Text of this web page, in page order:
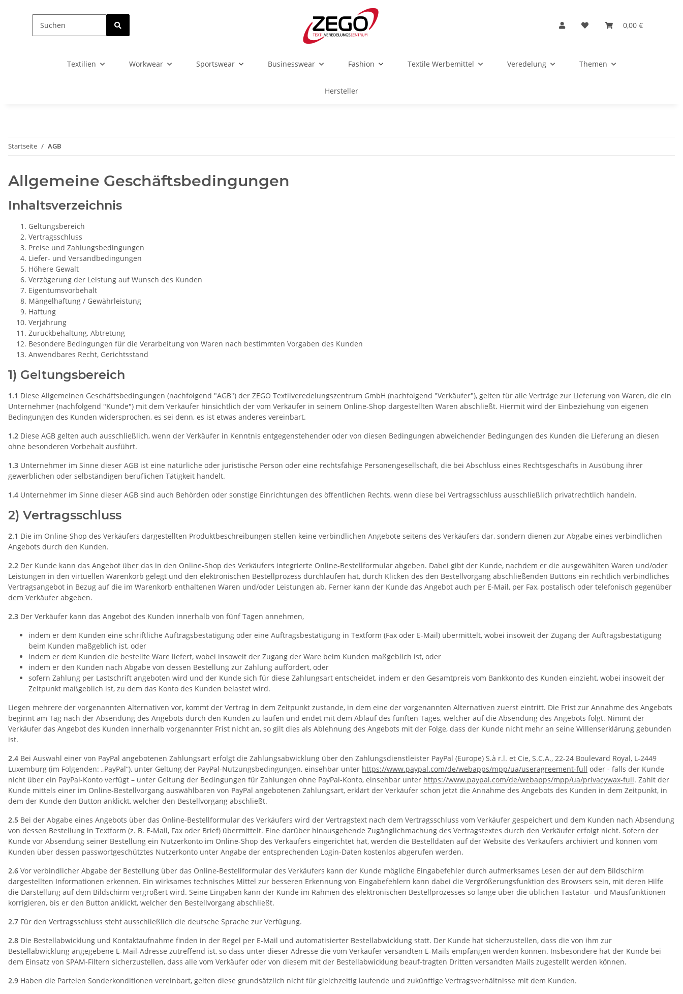
0,00 €
Textilien Workwear Sportswear Businesswear Fashion Textile Werbemittel Veredelung Themen
Hersteller
Startseite AGB
Allgemeine Geschäftsbedingungen
Inhaltsverzeichnis
Geltungsbereich
Vertragsschluss
Preise und Zahlungsbedingungen
Liefer- und Versandbedingungen
Höhere Gewalt
Verzögerung der Leistung auf Wunsch des Kunden
Eigentumsvorbehalt
Mängelhaftung / Gewährleistung
Haftung
Verjährung
Zurückbehaltung, Abtretung
Besondere Bedingungen für die Verarbeitung von Waren nach bestimmten Vorgaben des Kunden
Anwendbares Recht, Gerichtsstand
1) Geltungsbereich
1.1 Diese Allgemeinen Geschäftsbedingungen (nachfolgend "AGB") der ZEGO Textilveredelungszentrum GmbH (nachfolgend "Verkäufer"), gelten für alle Verträge zur Lieferung von Waren, die ein
Unternehmer (nachfolgend "Kunde") mit dem Verkäufer hinsichtlich der vom Verkäufer in seinem Online-Shop dargestellten Waren abschließt. Hiermit wird der Einbeziehung von eigenen
Bedingungen des Kunden widersprochen, es sei denn, es ist etwas anderes vereinbart.
1.2 Diese AGB gelten auch ausschließlich, wenn der Verkäufer in Kenntnis entgegenstehender oder von diesen Bedingungen abweichender Bedingungen des Kunden die Lieferung an diesen
ohne besonderen Vorbehalt ausführt.
1.3 Unternehmer im Sinne dieser AGB ist eine natürliche oder juristische Person oder eine rechtsfähige Personengesellschaft, die bei Abschluss eines Rechtsgeschäfts in Ausübung ihrer
gewerblichen oder selbständigen beruflichen Tätigkeit handelt.
1.4 Unternehmer im Sinne dieser AGB sind auch Behörden oder sonstige Einrichtungen des öffentlichen Rechts, wenn diese bei Vertragsschluss ausschließlich privatrechtlich handeln.
2) Vertragsschluss
2.1 Die im Online-Shop des Verkäufers dargestellten Produktbeschreibungen stellen keine verbindlichen Angebote seitens des Verkäufers dar, sondern dienen zur Abgabe eines verbindlichen
Angebots durch den Kunden.
2.2 Der Kunde kann das Angebot über das in den Online-Shop des Verkäufers integrierte Online-Bestellformular abgeben. Dabei gibt der Kunde, nachdem er die ausgewählten Waren und/oder
Leistungen in den virtuellen Warenkorb gelegt und den elektronischen Bestellprozess durchlaufen hat, durch Klicken des den Bestellvorgang abschließenden Buttons ein rechtlich verbindliches
Vertragsangebot in Bezug auf die im Warenkorb enthaltenen Waren und/oder Leistungen ab. Ferner kann der Kunde das Angebot auch per E-Mail, per Fax, postalisch oder telefonisch gegenüber
dem Verkäufer abgeben.
2.3 Der Verkäufer kann das Angebot des Kunden innerhalb von fünf Tagen annehmen,
indem er dem Kunden eine schriftliche Auftragsbestätigung oder eine Auftragsbestätigung in Textform (Fax oder E-Mail) übermittelt, wobei insoweit der Zugang der Auftragsbestätigung
beim Kunden maßgeblich ist, oder
indem er dem Kunden die bestellte Ware liefert, wobei insoweit der Zugang der Ware beim Kunden maßgeblich ist, oder
indem er den Kunden nach Abgabe von dessen Bestellung zur Zahlung auffordert, oder
sofern Zahlung per Lastschrift angeboten wird und der Kunde sich für diese Zahlungsart entscheidet, indem er den Gesamtpreis vom Bankkonto des Kunden einzieht, wobei insoweit der
Zeitpunkt maßgeblich ist, zu dem das Konto des Kunden belastet wird.
Liegen mehrere der vorgenannten Alternativen vor, kommt der Vertrag in dem Zeitpunkt zustande, in dem eine der vorgenannten Alternativen zuerst eintritt. Die Frist zur Annahme des Angebots
beginnt am Tag nach der Absendung des Angebots durch den Kunden zu laufen und endet mit dem Ablauf des fünften Tages, welcher auf die Absendung des Angebots folgt. Nimmt der
Verkäufer das Angebot des Kunden innerhalb vorgenannter Frist nicht an, so gilt dies als Ablehnung des Angebots mit der Folge, dass der Kunde nicht mehr an seine Willenserklärung gebunden
ist.
2.4 Bei Auswahl einer von PayPal angebotenen Zahlungsart erfolgt die Zahlungsabwicklung über den Zahlungsdienstleister PayPal (Europe) S.à r.l. et Cie, S.C.A., 22-24 Boulevard Royal, L-2449
Luxemburg (im Folgenden: „PayPal“), unter Geltung der PayPal-Nutzungsbedingungen, einsehbar unter https://www.paypal.com/de/webapps/mpp/ua/useragreement-full oder - falls der Kunde
nicht über ein PayPal-Konto verfügt – unter Geltung der Bedingungen für Zahlungen ohne PayPal-Konto, einsehbar unter https://www.paypal.com/de/webapps/mpp/ua/privacywax-full. Zahlt der
Kunde mittels einer im Online-Bestellvorgang auswählbaren von PayPal angebotenen Zahlungsart, erklärt der Verkäufer schon jetzt die Annahme des Angebots des Kunden in dem Zeitpunkt, in
dem der Kunde den Button anklickt, welcher den Bestellvorgang abschließt.
2.5 Bei der Abgabe eines Angebots über das Online-Bestellformular des Verkäufers wird der Vertragstext nach dem Vertragsschluss vom Verkäufer gespeichert und dem Kunden nach Absendung
von dessen Bestellung in Textform (z. B. E-Mail, Fax oder Brief) übermittelt. Eine darüber hinausgehende Zugänglichmachung des Vertragstextes durch den Verkäufer erfolgt nicht. Sofern der
Kunde vor Absendung seiner Bestellung ein Nutzerkonto im Online-Shop des Verkäufers eingerichtet hat, werden die Bestelldaten auf der Website des Verkäufers archiviert und können vom
Kunden über dessen passwortgeschütztes Nutzerkonto unter Angabe der entsprechenden Login-Daten kostenlos abgerufen werden.
2.6 Vor verbindlicher Abgabe der Bestellung über das Online-Bestellformular des Verkäufers kann der Kunde mögliche Eingabefehler durch aufmerksames Lesen der auf dem Bildschirm
dargestellten Informationen erkennen. Ein wirksames technisches Mittel zur besseren Erkennung von Eingabefehlern kann dabei die Vergrößerungsfunktion des Browsers sein, mit deren Hilfe
die Darstellung auf dem Bildschirm vergrößert wird. Seine Eingaben kann der Kunde im Rahmen des elektronischen Bestellprozesses so lange über die üblichen Tastatur- und Mausfunktionen
korrigieren, bis er den Button anklickt, welcher den Bestellvorgang abschließt.
2.7 Für den Vertragsschluss steht ausschließlich die deutsche Sprache zur Verfügung.
2.8 Die Bestellabwicklung und Kontaktaufnahme finden in der Regel per E-Mail und automatisierter Bestellabwicklung statt. Der Kunde hat sicherzustellen, dass die von ihm zur
Bestellabwicklung angegebene E-Mail-Adresse zutreffend ist, so dass unter dieser Adresse die vom Verkäufer versandten E-Mails empfangen werden können. Insbesondere hat der Kunde bei
dem Einsatz von SPAM-Filtern sicherzustellen, dass alle vom Verkäufer oder von diesem mit der Bestellabwicklung beauf-tragten Dritten versandten Mails zugestellt werden können.
2.9 Haben die Parteien Sonderkonditionen vereinbart, gelten diese grundsätzlich nicht für gleichzeitig laufende und zukünftige Vertragsverhältnisse mit dem Kunden.